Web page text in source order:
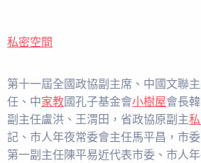
私密空間
第十一屆全國政協副主席、中國文聯
任、中家教國孔子基金會小樹屋會長
副主任盧洪、王渭田，省政協原副主
記、市人年夜常委會主任馬平昌，市
第一副主任陳平易近代表市委、市人